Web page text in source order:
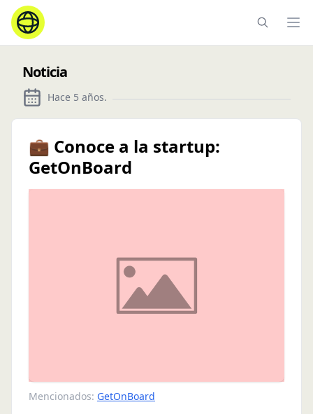
Noticia
Hace 5 años.
💼 Conoce a la startup:
GetOnBoard
Mencionados: GetOnBoard